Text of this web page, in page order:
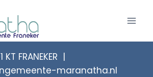
KT FRANEKER |
maranatha.nl